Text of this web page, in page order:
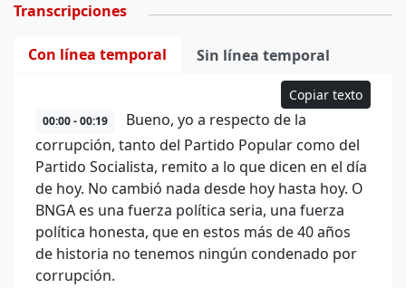
Transcripciones
Con línea temporal Sin línea temporal
Copiar texto
00:00 - 00:19
Bueno, yo a respecto de la
corrupción, tanto del Partido Popular como del
Partido Socialista, remito a lo que dicen en el día
de hoy. No cambió nada desde hoy hasta hoy. O
BNGA es una fuerza política seria, una fuerza
política honesta, que en estos más de 40 años
de historia no tenemos ningún condenado por
corrupción.